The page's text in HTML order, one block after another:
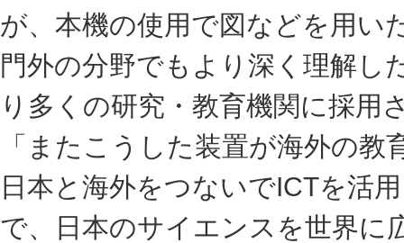
が、本機の使用で図などを用い
門外の分野でもより深く理解し
り多くの研究・教育機関に採用
「またこうした装置が海外の
日本と海外をつないでICTを活
で、日本のサイエンスを世界に